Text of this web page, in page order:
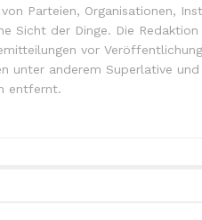
Parteien, Organisationen,
Sicht der Dinge. Die
vor
unter anderem Superlative
entfernt.